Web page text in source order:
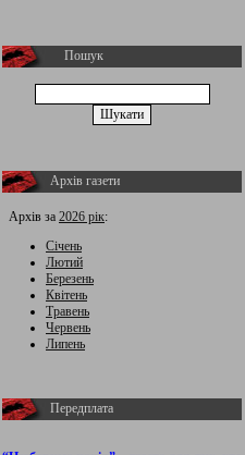
Пошук
Архів газети
Архів за 2026 рік:
Січень
Лютий
Березень
Квітень
Травень
Червень
Липень
Передплата